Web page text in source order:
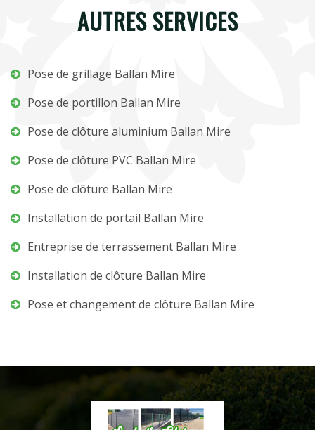
AUTRES SERVICES
Pose de grillage Ballan Mire
Pose de portillon Ballan Mire
Pose de clôture aluminium Ballan Mire
Pose de clôture PVC Ballan Mire
Pose de clôture Ballan Mire
Installation de portail Ballan Mire
Entreprise de terrassement Ballan Mire
Installation de clôture Ballan Mire
Pose et changement de clôture Ballan Mire